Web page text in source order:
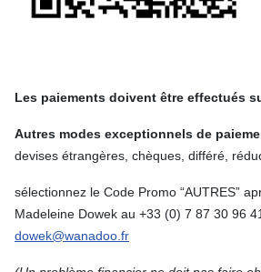
Les paiements doivent être effectués
Autres modes exceptionnels de
devises étrangères, chèques, différé,
sélectionnez le Code Promo “AUTRES”
Madeleine Dowek au +33 (0) 7 87 30 96
dowek@wanadoo.fr